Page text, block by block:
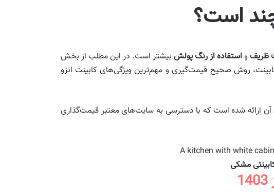
است؟
ظریفواستفاده از رنگ پولشبیشتر است. در این مطلب از بخش
روش صحیح قیمت‌گیری و مهم‌ترین ویژگی‌های کابینت انزو
آن ارائه شده است که با دسترسی به سایت‌های معتبر قیمت‌گذاری
مشکی